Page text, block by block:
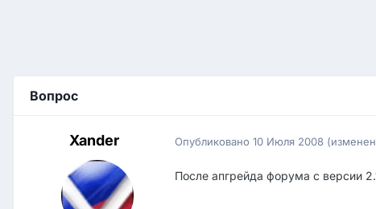
Вопрос
Xander Опубликовано 10 Июля 2008
После апгрейда форума с версии